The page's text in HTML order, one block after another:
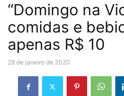
“Domingo na
comidas e
apenas R$ 10
28 de janeiro de 2020